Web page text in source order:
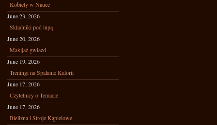
Kobiety w Nauce
June 23, 2026
Składniki pod lupą
June 20, 2026
Makijaż gwiazd
June 19, 2026
Treningi na Spalanie Kalorii
June 17, 2026
Czytelnicy o Temacie
June 17, 2026
Bielizna i Stroje Kąpielowe